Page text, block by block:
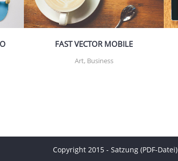
FAST VECTOR MOBILE
Art, Business
Copyright 2015 - Satzung (PDF-Datei)